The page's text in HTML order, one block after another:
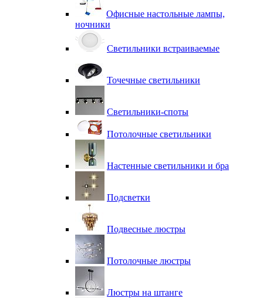
Офисные настольные лампы,
ночники
Светильники встраиваемые
Точечные светильники
Светильники-споты
Потолочные светильники
Настенные светильники и бра
Подсветки
Подвесные люстры
Потолочные люстры
Люстры на штанге